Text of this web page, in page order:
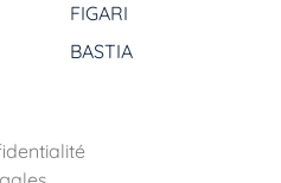
FIGARI
BASTIA